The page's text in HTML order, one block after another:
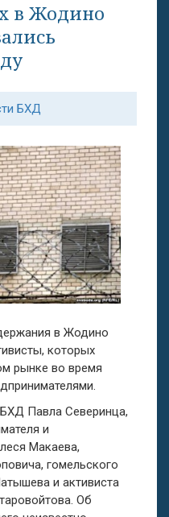
в Жодино
БХД
в Жодино
которых
рынке во время
Павла Северинца,
и
Макаева,
гомельского
и активиста
Об